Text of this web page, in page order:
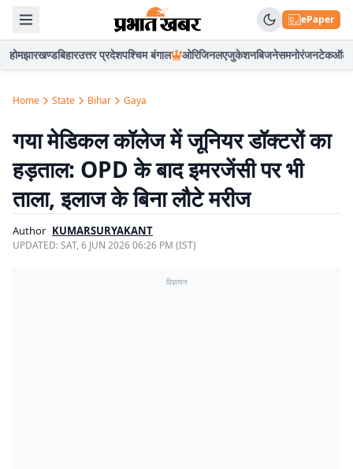
ePaper
होमझारखण्डबिहारउत्तर प्रदेशपश्चिम बंगाल ओरिजिनलएजुकेशनबिजनेसमनोरंजनटेकऑटो
Home State Bihar Gaya
गया मेडिकल कॉलेज में जूनियर डॉक्टरों का
हड़ताल: OPD के बाद इमरजेंसी पर भी
ताला, इलाज के बिना लौटे मरीज
Author KUMARSURYAKANT
UPDATED:SAT, 6 JUN 2026 06:26 PM (IST)
विज्ञापन